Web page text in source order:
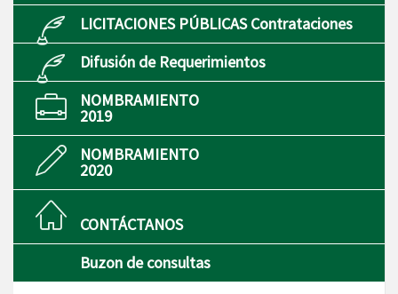
LICITACIONES PÚBLICAS Contrataciones
Difusión de Requerimientos
NOMBRAMIENTO
2019
NOMBRAMIENTO
2020
CONTÁCTANOS
Buzon de consultas